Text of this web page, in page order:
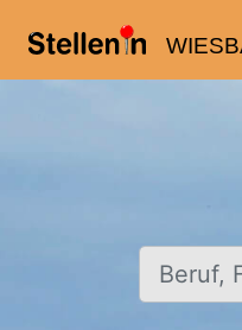
Beruf,